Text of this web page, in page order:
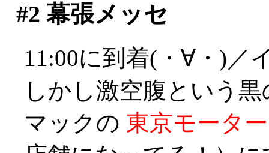
#2 幕張メッセ
11:00に到着(・∀・)／
しかし激空腹という
マックの 東京モータ